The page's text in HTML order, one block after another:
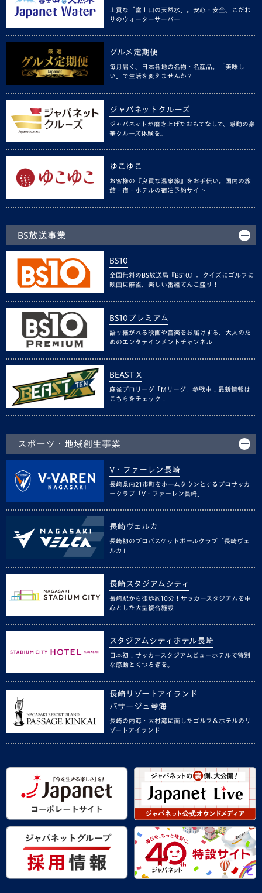
上質な「富士山の天然水」。安心・安全、こだわ
りのウォーターサーバー
グルメ定期便
毎月届く、日本各地の名物・名産品。「美味し
い」で生活を変えませんか？
ジャパネットクルーズ
ジャパネットが磨き上げたおもてなしで、感動の豪
華クルーズ体験を。
ゆこゆこ
お客様の『良質な温泉旅』をお手伝い。国内の旅
館・宿・ホテルの宿泊予約サイト
BS放送事業
BS10
全国無料のBS放送局『BS10』。クイズにゴルフに
映画に麻雀、楽しい番組てんこ盛り！
BS10プレミアム
語り継がれる映画や音楽をお届けする、大人のた
めのエンタテインメントチャンネル
BEAST X
麻雀プロリーグ「Mリーグ」参戦中！最新情報は
こちらをチェック！
スポーツ・地域創生事業
V・ファーレン長崎
長崎県内21市町をホームタウンとするプロサッカ
ークラブ「V・ファーレン長崎」
長崎ヴェルカ
長崎初のプロバスケットボールクラブ「長崎ヴェ
ルカ」
長崎スタジアムシティ
長崎駅から徒歩約10分！サッカースタジアムを中
心とした大型複合施設
スタジアムシティホテル長崎
日本初！サッカースタジアムビューホテルで特別
な感動とくつろぎを。
長崎リゾートアイランド
パサージュ琴海
長崎の内海・大村湾に面したゴルフ＆ホテルのリ
ゾートアイランド